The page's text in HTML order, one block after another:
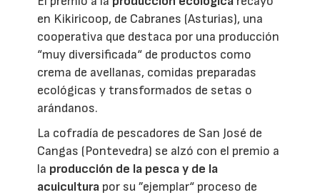
en Kikiricoop, de Cabranes (Asturias), una
cooperativa que destaca por una producción
“muy diversificada“ de productos como
crema de avellanas, comidas preparadas
ecológicas y transformados de setas o
arándanos.
La cofradía de pescadores de San José de
Cangas (Pontevedra) se alzó con el premio a
la producción de la pesca y de la
acuicultura por su ”ejemplar“ proceso de